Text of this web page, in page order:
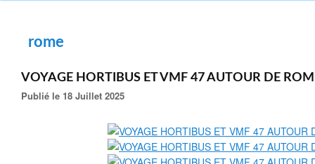
rome
VOYAGE HORTIBUS ET VMF 47 AUTOUR DE
Publié le 18 Juillet 2025